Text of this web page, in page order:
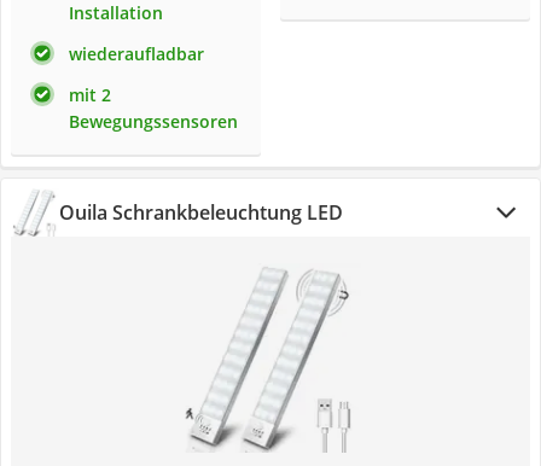
Installation
wiederaufladbar
mit 2
Bewegungssensoren
Ouila Schrankbeleuchtung LED